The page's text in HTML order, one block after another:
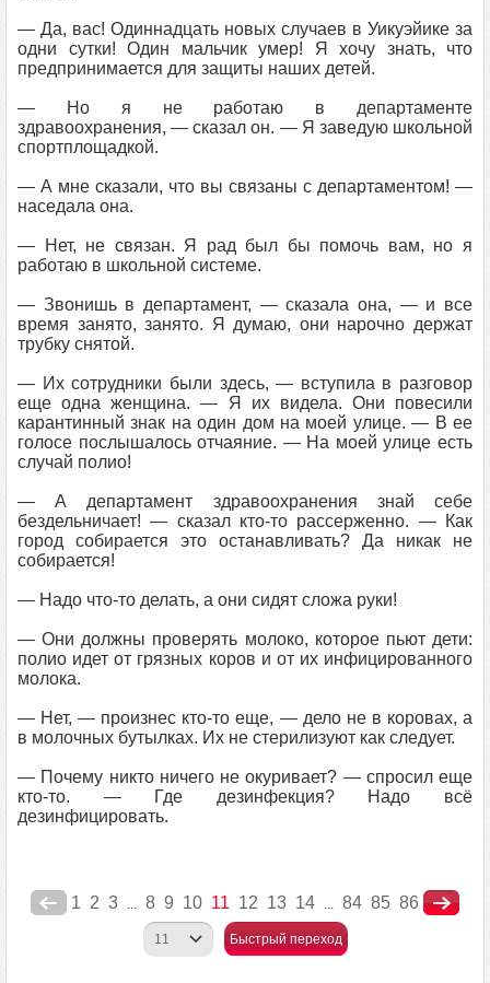
— Да, вас! Одиннадцать новых случаев в Уикуэйике за
одни сутки! Один мальчик умер! Я хочу знать, что
предпринимается для защиты наших детей.
— Но я не работаю в департаменте
здравоохранения, — сказал он. — Я заведую школьной
спортплощадкой.
— А мне сказали, что вы связаны с департаментом! —
наседала она.
— Нет, не связан. Я рад был бы помочь вам, но я
работаю в школьной системе.
— Звонишь в департамент, — сказала она, — и все
время занято, занято. Я думаю, они нарочно держат
трубку снятой.
— Их сотрудники были здесь, — вступила в разговор
еще одна женщина. — Я их видела. Они повесили
карантинный знак на один дом на моей улице. — В ее
голосе послышалось отчаяние. — На моей улице есть
случай полио!
— А департамент здравоохранения знай себе
бездельничает! — сказал кто-то рассерженно. — Как
город собирается это останавливать? Да никак не
собирается!
— Надо что-то делать, а они сидят сложа руки!
— Они должны проверять молоко, которое пьют дети:
полио идет от грязных коров и от их инфицированного
молока.
— Нет, — произнес кто-то еще, — дело не в коровах, а
в молочных бутылках. Их не стерилизуют как следует.
— Почему никто ничего не окуривает? — спросил еще
кто-то. — Где дезинфекция? Надо всё
дезинфицировать.
1 2 3 ... 8 9 10 11 12 13 14 ... 84 85 86
Быстрый переход